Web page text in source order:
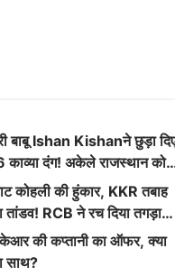
बाबू Ishan Kishanने छुड़ा
दंग! अकेले राजस्थान को
कोहली की हुंकार, KKR तबाह
RCB ने रच दिया तगड़ा
की कप्तानी का ऑफर, क्या
साथ?